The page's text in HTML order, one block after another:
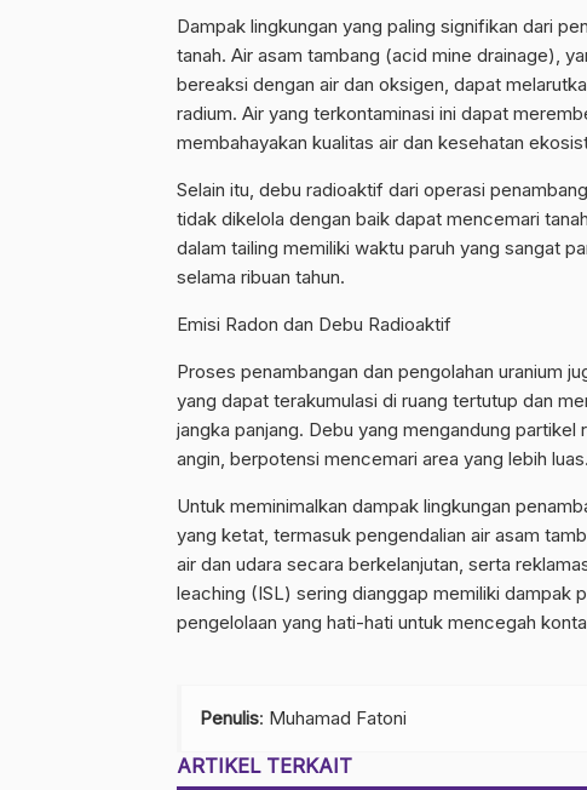
Dampak lingkungan yang paling signifikan dari
tanah. Air asam tambang (acid mine drainage),
bereaksi dengan air dan oksigen, dapat
radium. Air yang terkontaminasi ini dapat
membahayakan kualitas air dan kesehatan
Selain itu, debu radioaktif dari operasi
tidak dikelola dengan baik dapat mencemari
dalam tailing memiliki waktu paruh yang sangat
selama ribuan tahun.
Emisi Radon dan Debu Radioaktif
Proses penambangan dan pengolahan uranium
yang dapat terakumulasi di ruang tertutup dan
jangka panjang. Debu yang mengandung
angin, berpotensi mencemari area yang lebih luas.
Untuk meminimalkan dampak lingkungan
yang ketat, termasuk pengendalian air asam
air dan udara secara berkelanjutan, serta
leaching (ISL) sering dianggap memiliki dampak
pengelolaan yang hati-hati untuk mencegah
Penulis: Muhamad Fatoni
ARTIKEL TERKAIT